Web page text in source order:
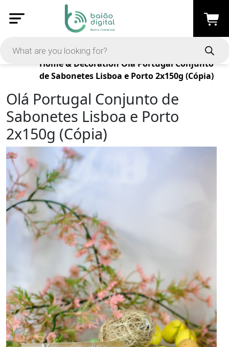
Products
Home & Decoration Olá Portugal Conjunto
de Sabonetes Lisboa e Porto 2x150g (Cópia)
Olá Portugal Conjunto de
Sabonetes Lisboa e Porto
2x150g (Cópia)